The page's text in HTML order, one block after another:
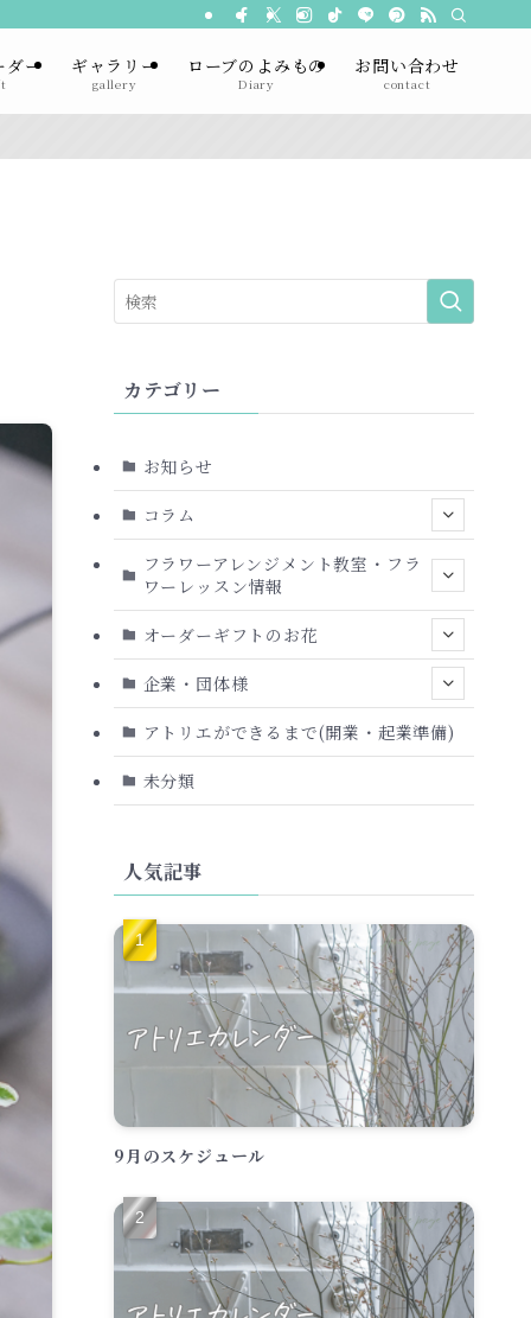
ダー ギャラリー
gallery
ローブのよみもの
Diary
お問い合わせ
contact
カテゴリー
お知らせ
コラム
フラワーアレンジメント教室・フラ
ワーレッスン情報
オーダーギフトのお花
企業・団体様
アトリエができるまで(開業・起業準備)
未分類
人気記事
9月のスケジュール